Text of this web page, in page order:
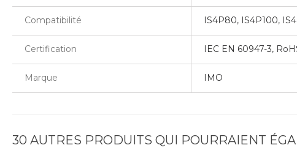
Compatibilité IS4P80, IS4P100,
Certification IEC EN 60947-3,
Marque IMO
30 AUTRES PRODUITS QUI POURRAIENT